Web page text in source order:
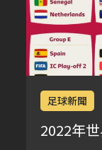
足球新聞
2022年